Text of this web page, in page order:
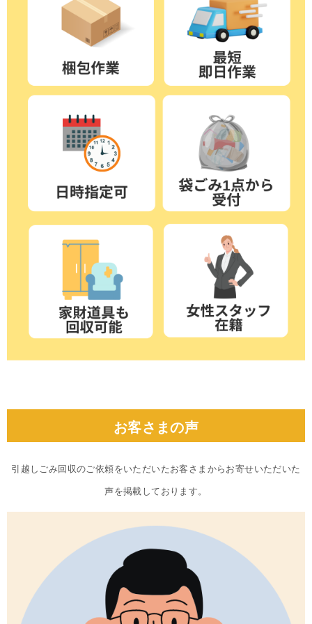
お客さまの声
引越しごみ回収のご依頼をいただいたお客さまからお寄せいただいた
声を掲載しております。